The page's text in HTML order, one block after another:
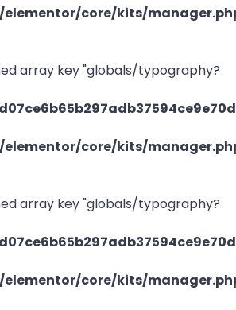
core/kits/
array key "globals/typography?
core/kits/
array key "globals/typography?
core/kits/